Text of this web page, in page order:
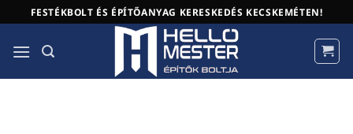
to
content
FESTÉKBOLT ÉS ÉPÍTŐANYAG KERESKEDÉS KECSKEMÉTEN!